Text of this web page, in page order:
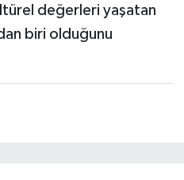
değerleri yaşatan
biri olduğunu